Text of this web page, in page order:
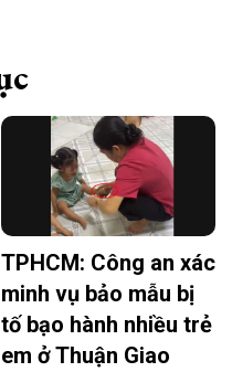
TPHCM: Công an xác
minh vụ bảo mẫu bị
tố bạo hành nhiều trẻ
em ở Thuận Giao